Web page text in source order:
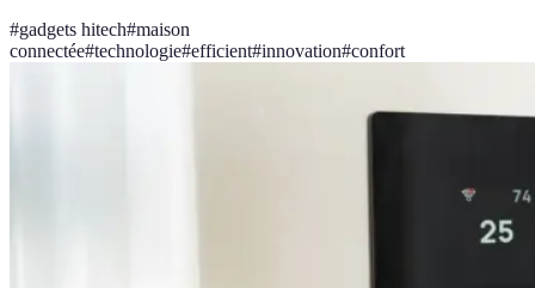
#gadgets hitech#maison
connectée#technologie#efficient#innovation#confort